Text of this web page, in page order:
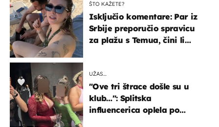
ŠTO KAŽETE?
Isključio komentare: Par iz
Srbije preporučio spravicu
za plažu s Temua, čini li
UŽAS…
"Ove tri štrace došle su u
klub…": Splitska
influencerica oplela po